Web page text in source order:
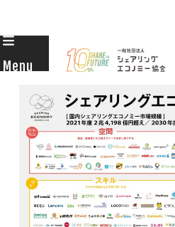
Skip
toMenu